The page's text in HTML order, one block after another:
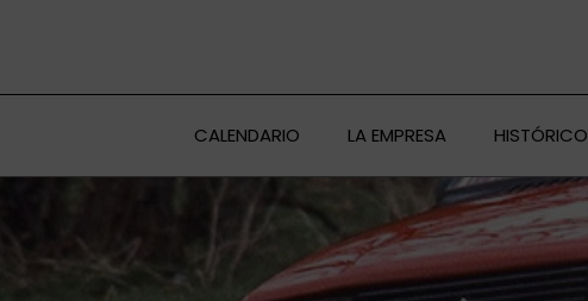
CALENDARIO LA EMPRESA HISTÓRICO